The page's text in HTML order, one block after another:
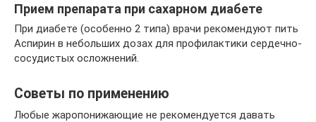
Прием препарата при сахарном диабете
При диабете (особенно 2 типа) врачи рекомендуют пить
Аспирин в небольших дозах для профилактики сердечно-
сосудистых осложнений.
Советы по применению
Любые жаропонижающие не рекомендуется давать